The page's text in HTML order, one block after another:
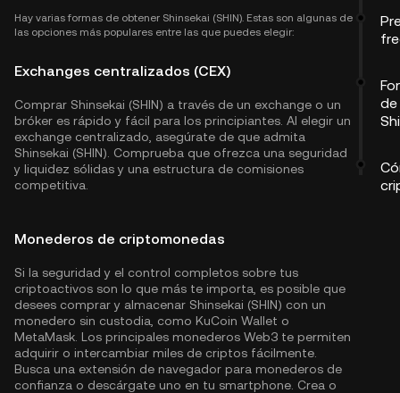
Hay varias formas de obtener Shinsekai (SHIN). Estas son algunas de
las opciones más populares entre las que puedes elegir:
Exchanges centralizados (CEX)
Comprar Shinsekai (SHIN) a través de un exchange o un
bróker es rápido y fácil para los principiantes. Al elegir un
exchange centralizado, asegúrate de que admita
Shinsekai (SHIN). Comprueba que ofrezca una seguridad
y liquidez sólidas y una estructura de comisiones
competitiva.
Monederos de criptomonedas
Si la seguridad y el control completos sobre tus
criptoactivos son lo que más te importa, es posible que
desees comprar y almacenar Shinsekai (SHIN) con un
monedero sin custodia, como KuCoin Wallet o
MetaMask. Los principales monederos Web3 te permiten
adquirir o intercambiar miles de criptos fácilmente.
Busca una extensión de navegador para monederos de
confianza o descárgate uno en tu smartphone. Crea o
de